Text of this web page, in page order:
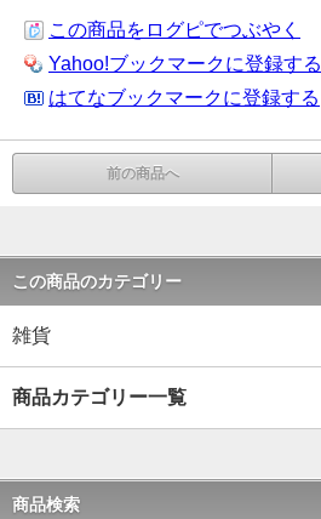
この商品をログピでつぶやく
Yahoo!ブックマークに登録する
はてなブックマークに登録する
前の商品へ
この商品のカテゴリー
雑貨
商品カテゴリー一覧
商品検索